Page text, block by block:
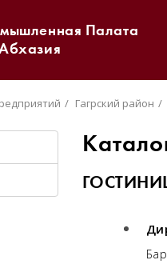
Палата
Гагрский район